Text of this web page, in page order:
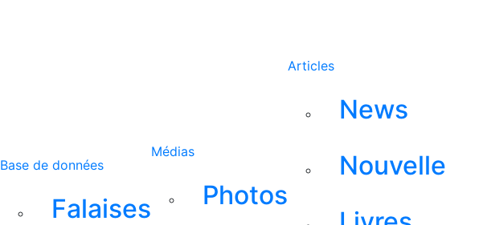
Base de données
Falaises
Médias
Photos
Articles
News
Nouvelle